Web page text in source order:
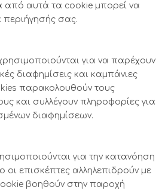
από αυτά τα cookie μπορεί να
περιήγησής σας.
για να παρέχουν
διαφημίσεις και καμπάνιες
παρακολουθούν τους
και συλλέγουν πληροφορίες για
διαφημίσεων.
για την κατανόηση
οι επισκέπτες αλληλεπιδρούν με
βοηθούν στην παροχή